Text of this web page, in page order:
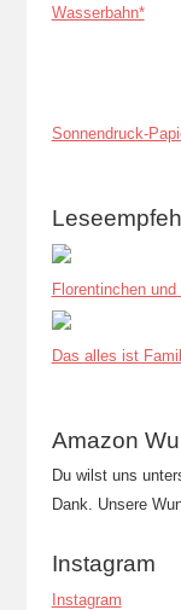
Wasserbahn*
Sonnendruck-
Florentinchen
Das alles ist
Amazon
Du wilst uns
Dank. Unsere
Instagram
Instagram